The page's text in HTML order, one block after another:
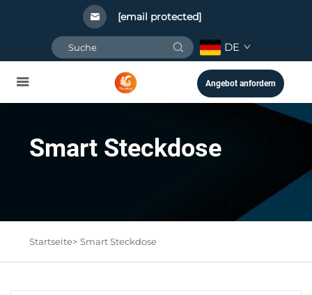
[email protected]
DE
Angebot anfordern
Smart Steckdose
Startseite> Smart Steckdose